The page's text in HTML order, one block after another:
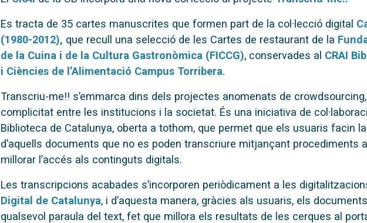
Es tracta de 35 cartes manuscrites que formen part de la col·lecció digital
(1980-2012), que recull una selecció de les Cartes de restaurant de la
de la Cuina i de la Cultura Gastronòmica (FICCG), conservades al CRAI
i Ciències de l’Alimentació Campus Torribera.
Transcriu-me!! s’emmarca dins dels projectes anomenats de
complicitat entre les institucions i la societat. És una iniciativa de
Biblioteca de Catalunya, oberta a tothom, que permet que els usuaris facin
d’aquells documents que no es poden transcriure mitjançant procediments
millorar l’accés als continguts digitals.
Les transcripcions acabades s’incorporen periòdicament a les
Digital de Catalunya, i d’aquesta manera, gràcies als usuaris, els
qualsevol paraula del text, fet que millora els resultats de les cerques al